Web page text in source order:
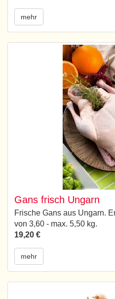
mehr
Gans frisch Ungarn
Frische Gans aus Ungarn.
von 3,60 - max. 5,50 kg.
19,20 €
mehr